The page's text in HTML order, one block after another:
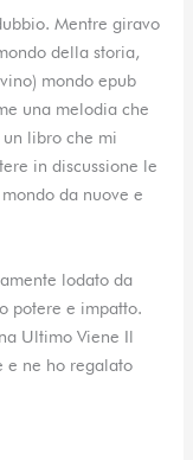
Mentre giravo
della storia,
mondo epub
una melodia che
libro che mi
in discussione le
da nuove e
lodato da
potere e impatto.
Ultimo Viene Il
e ne ho regalato